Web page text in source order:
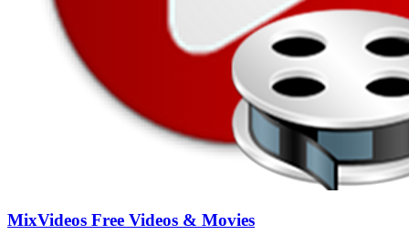
MixVideos Free Videos & Movies